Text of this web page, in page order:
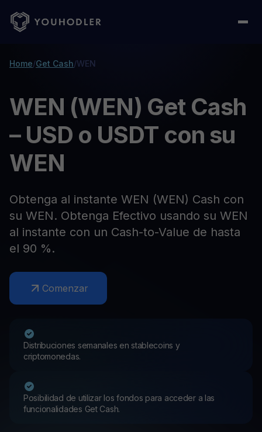
Home/Get Cash/WEN
WEN (WEN) Get Cash
– USD o USDT con su
WEN
Obtenga al instante WEN (WEN) Cash con
su WEN. Obtenga Efectivo usando su WEN
al instante con un Cash-to-Value de hasta
el 90 %.
Comenzar
Distribuciones semanales en stablecoins y
criptomonedas.
Posibilidad de utilizar los fondos para acceder a las
funcionalidades Get Cash.